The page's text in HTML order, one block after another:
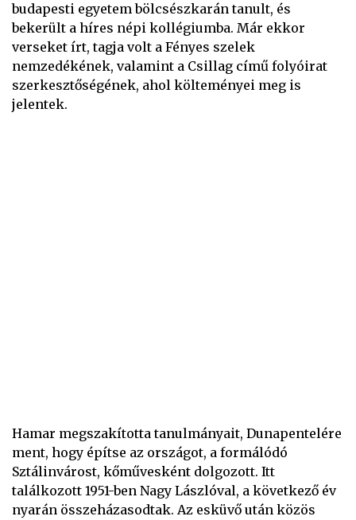
budapesti egyetem bölcsészkarán tanult, és
bekerült a híres népi kollégiumba. Már ekkor
verseket írt, tagja volt a Fényes szelek
nemzedékének, valamint a Csillag című folyóirat
szerkesztőségének, ahol költeményei meg is
jelentek.
Hamar megszakította tanulmányait, Dunapentelére
ment, hogy építse az országot, a formálódó
Sztálinvárost, kőművesként dolgozott. Itt
találkozott 1951-ben Nagy Lászlóval, a következő év
nyarán összeházasodtak. Az esküvő után közös